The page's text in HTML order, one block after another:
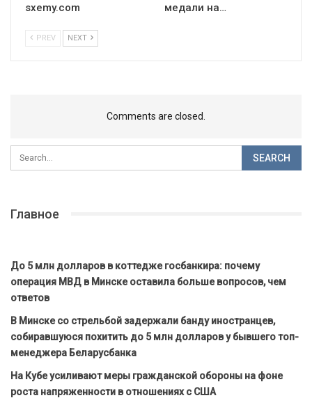
sxemy.com
медали на…
PREV NEXT
Comments are closed.
Главное
До 5 млн долларов в коттедже госбанкира: почему
операция МВД в Минске оставила больше вопросов, чем
ответов
В Минске со стрельбой задержали банду иностранцев,
собиравшуюся похитить до 5 млн долларов у бывшего топ-
менеджера Беларусбанка
На Кубе усиливают меры гражданской обороны на фоне
роста напряженности в отношениях с США